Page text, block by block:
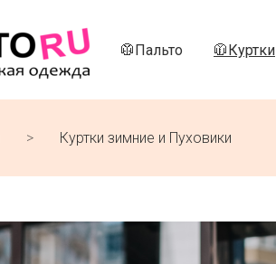
🥼Пальто 🧥Куртки
Куртки зимние и Пуховики